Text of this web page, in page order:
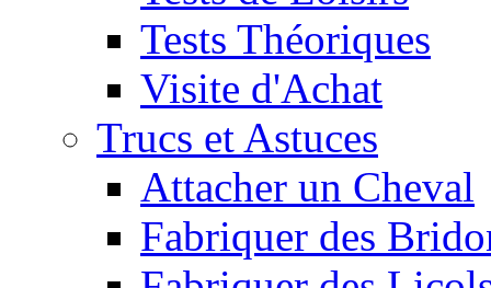
Tests Théoriques
Visite d'Achat
Trucs et Astuces
Attacher un Cheval
Fabriquer des